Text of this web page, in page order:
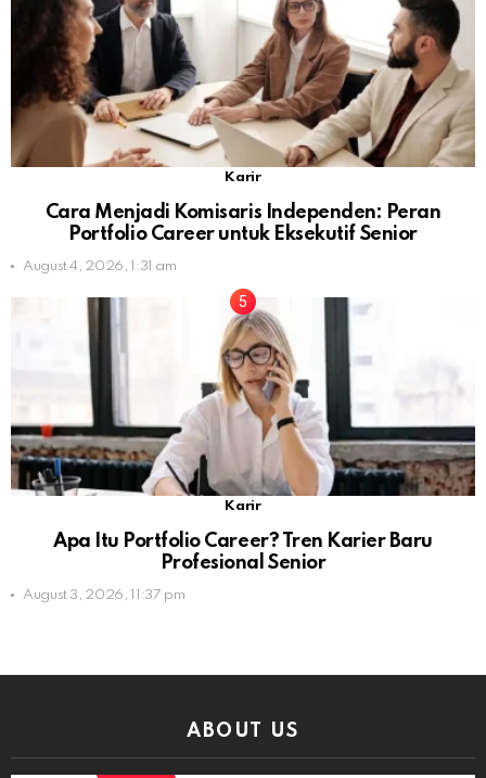
Karir
Cara Menjadi Komisaris Independen: Peran
Portfolio Career untuk Eksekutif Senior
August 4, 2026, 1:31 am
Karir
Apa Itu Portfolio Career? Tren Karier Baru
Profesional Senior
August 3, 2026, 11:37 pm
ABOUT US